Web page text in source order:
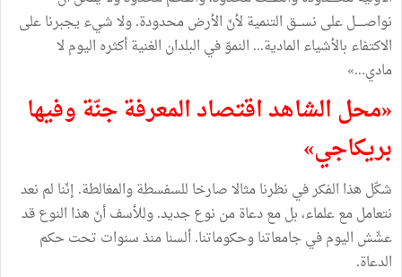
نواصـــــل على نســـق التنمية لأنّ الأرض محدودة. ولا شيء يجبرنا على
الاكتفاء بالأشياء المادية... النموّ في البلدان الغنية أكثره اليوم لا
مادي...»
«محل الشاهد اقتصاد المعرفة جنّة وفيها
بريكاجي»
شكّل هذا الفكر في نظرنا مثالا صارخا للسفسطة والمغالطة. إنّنا لم نعد
نتعامل مع علماء، بل مع دعاة من نوع جديد. وللأسف أنّ هذا النوع قد
عشّش اليوم في جامعاتنا وحكوماتنا. ألسنا منذ سنوات تحت حكم
الدعاة.